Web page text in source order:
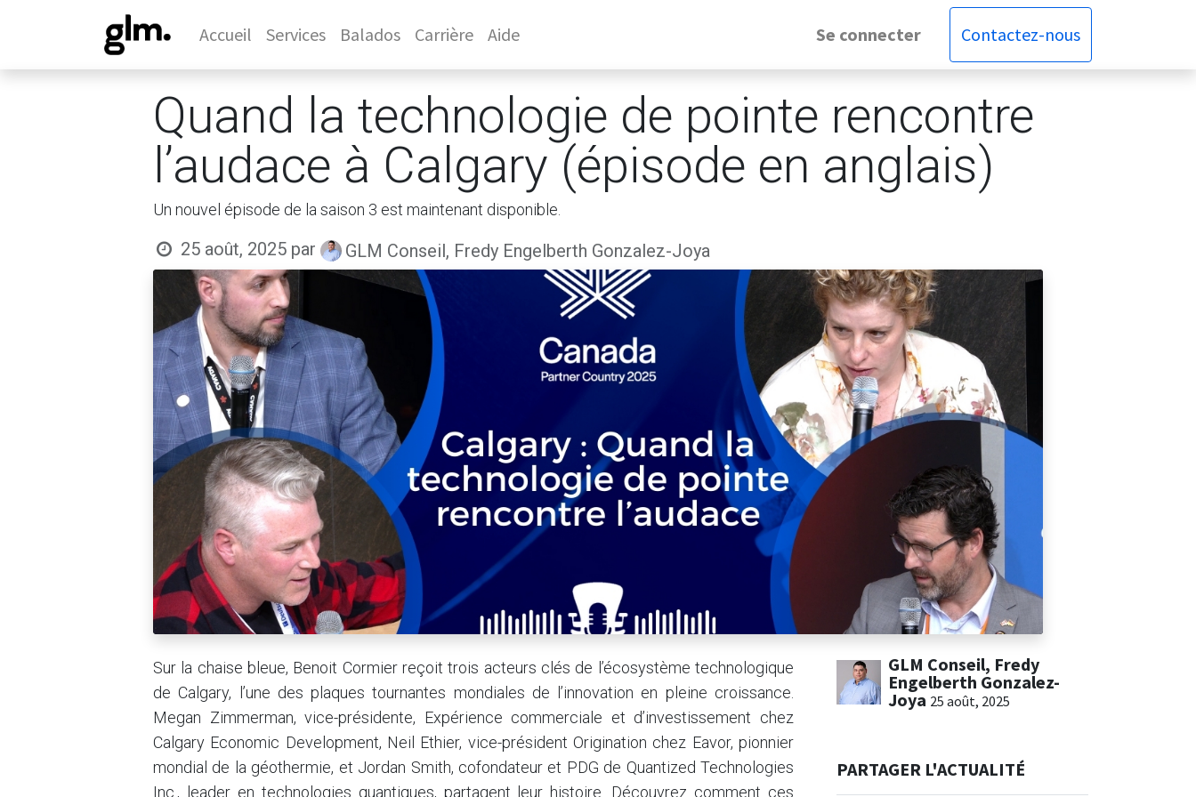
Accueil Services Balados Carrière Aide Se connecter Contactez-nous
Quand la technologie de pointe rencontre
l’audace à Calgary (épisode en anglais)
Un nouvel épisode de la saison 3 est maintenant disponible.
25 août, 2025 par GLM Conseil, Fredy Engelberth Gonzalez-Joya
Sur la chaise bleue, Benoit Cormier reçoit trois acteurs clés de l’écosystème technologique
de Calgary, l’une des plaques tournantes mondiales de l’innovation en pleine croissance.
Megan Zimmerman, vice-présidente, Expérience commerciale et d’investissement chez
Calgary Economic Development, Neil Ethier, vice-président Origination chez Eavor, pionnier
mondial de la géothermie, et Jordan Smith, cofondateur et PDG de Quantized Technologies
Inc., leader en technologies quantiques, partagent leur histoire. Découvrez comment ces
GLM Conseil, Fredy
Engelberth Gonzalez-
Joya 25 août, 2025
PARTAGER L'ACTUALITÉ